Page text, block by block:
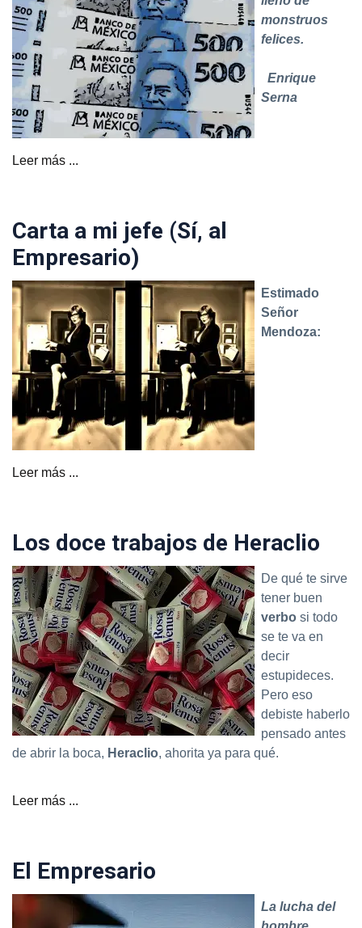
monstruos
felices.
Enrique
Serna
Leer más ...
Carta a mi jefe (Sí, al
Empresario)
Estimado
Señor
Mendoza:
Leer más ...
Los doce trabajos de Heraclio
De qué te sirve
tener buen
verbo si todo
se te va en
decir
estupideces.
Pero eso
debiste haberlo
pensado antes
de abrir la boca, Heraclio, ahorita ya para qué.
Leer más ...
El Empresario
La lucha del